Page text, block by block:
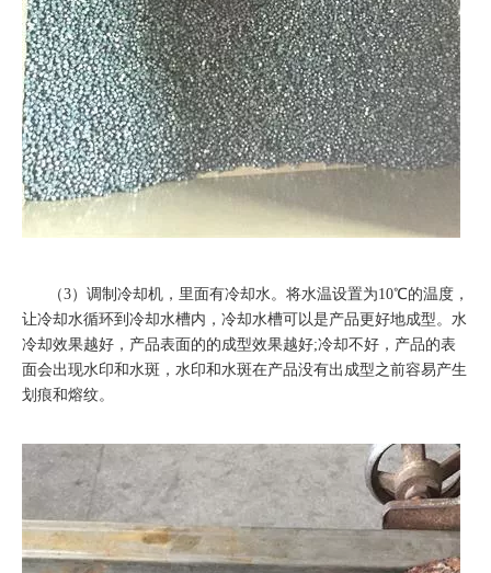
（3）调制冷却机，里面有冷却水。将水温设置为10℃的温度，
让冷却水循环到冷却水槽内，冷却水槽可以是产品更好地成型。水
冷却效果越好，产品表面的的成型效果越好;冷却不好，产品的表
面会出现水印和水斑，水印和水斑在产品没有出成型之前容易产生
划痕和熔纹。